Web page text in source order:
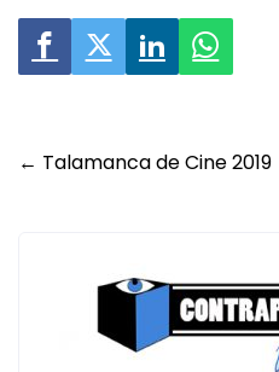
Post
← Talamanca de Cine 2019